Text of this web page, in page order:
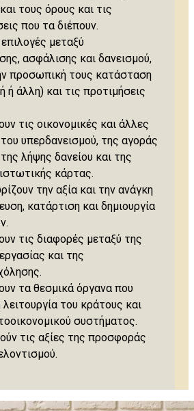
τους όρους και τις
που τα διέπουν.
μεταξύ
ασφάλισης και δανεισμού,
προσωπική τους κατάσταση
ή άλλη) και τις προτιμήσεις
τις οικονομικές και άλλες
υπερδανεισμού, της αγοράς
λήψης δανείου και της
κάρτας.
την αξία και την ανάγκη
κατάρτιση και δημιουργία
τις διαφορές μεταξύ της
και της
τα θεσμικά όργανα που
λειτουργία του κράτους και
συστήματος.
τις αξίες της προσφοράς